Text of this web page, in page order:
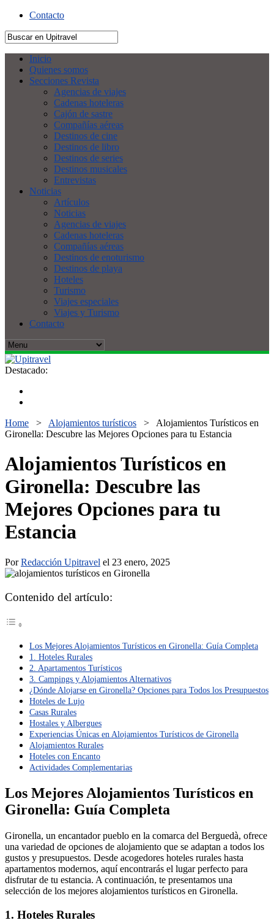
Contacto
Inicio
Quienes somos
Secciones Revista
Agencias de viajes
Cadenas hoteleras
Cajón de sastre
Compañías aéreas
Destinos de cine
Destinos de libro
Destinos de series
Destinos musicales
Entrevistas
Noticias
Artículos
Noticias
Agencias de viajes
Cadenas hoteleras
Compañías aéreas
Destinos de enoturismo
Destinos de playa
Hoteles
Turismo
Viajes especiales
Viajes y Turismo
Contacto
Destacado:
Home > Alojamientos turísticos > Alojamientos Turísticos en
Gironella: Descubre las Mejores Opciones para tu Estancia
Alojamientos Turísticos en
Gironella: Descubre las
Mejores Opciones para tu
Estancia
PorRedacción Upitravel el 23 enero, 2025
Contenido del artículo:
Los Mejores Alojamientos Turísticos en Gironella: Guía Completa
1. Hoteles Rurales
2. Apartamentos Turísticos
3. Campings y Alojamientos Alternativos
¿Dónde Alojarse en Gironella? Opciones para Todos los Presupuestos
Hoteles de Lujo
Casas Rurales
Hostales y Albergues
Experiencias Únicas en Alojamientos Turísticos de Gironella
Alojamientos Rurales
Hoteles con Encanto
Actividades Complementarias
Los Mejores Alojamientos Turísticos en
Gironella: Guía Completa
Gironella, un encantador pueblo en la comarca del Berguedà, ofrece
una variedad de opciones de alojamiento que se adaptan a todos los
gustos y presupuestos. Desde acogedores hoteles rurales hasta
apartamentos modernos, aquí encontrarás el lugar perfecto para
disfrutar de tu estancia. A continuación, te presentamos una
selección de los mejores alojamientos turísticos en Gironella.
1. Hoteles Rurales